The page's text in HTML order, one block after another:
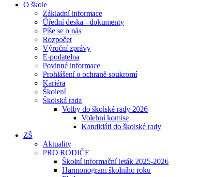
O škole
Základní informace
Úřední deska - dokumenty
Píše se o nás
Rozpočet
Výroční zprávy
E-podatelna
Povinné informace
Prohlášení o ochraně soukromí
Kariéra
Školení
Školská rada
Volby do školské rady 2026
Volební komise
Kandidáti do školské rady
ZŠ
Aktuality
PRO RODIČE
Školní informační leták 2025-2026
Harmonogram školního roku